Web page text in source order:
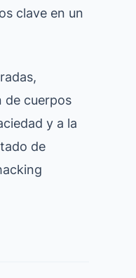
clave en un
de cuerpos
y a la
de